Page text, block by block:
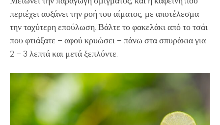
περιέχει αυξάνει την ροή του αίματος, με αποτέλεσμα
την ταχύτερη επούλωση. Βάλτε το φακελάκι από το τσάι
που φτιάξατε – αφού κρυώσει – πάνω στα σπυράκια για
2 – 3 λεπτά και μετά ξεπλύντε.